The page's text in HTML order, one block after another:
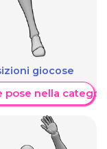
giocose
pose nella